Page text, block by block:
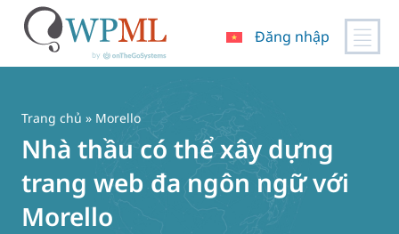
Đăng nhập
Trang chủ » Morello
Nhà thầu có thể xây dựng
trang web đa ngôn ngữ với
Morello